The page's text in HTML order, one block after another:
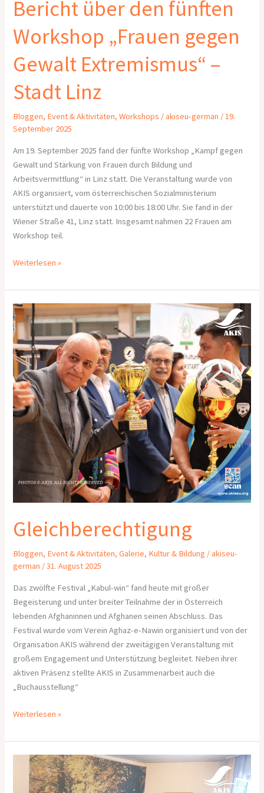
Bericht über den fünften
Workshop „Frauen gegen
Gewalt Extremismus“ –
Stadt Linz
Bloggen, Event & Aktivitäten,Workshops /akiseu-german /19.
September 2025
Am 19. September 2025 fand der fünfte Workshop „Kampf gegen
Gewalt und Stärkung von Frauen durch Bildung und
Arbeitsvermittlung“ in Linz statt. Die Veranstaltung wurde von
AKIS organisiert, vom österreichischen Sozialministerium
unterstützt und dauerte von 10:00 bis 18:00 Uhr. Sie fand in der
Wiener Straße 41, Linz statt. Insgesamt nahmen 22 Frauen am
Workshop teil.
Weiterlesen »
Gleichberechtigung
Bloggen, Event & Aktivitäten,Galerie, Kultur & Bildung /akiseu-
german /31. August 2025
Das zwölfte Festival „Kabul-win“ fand heute mit großer
Begeisterung und unter breiter Teilnahme der in Österreich
lebenden Afghaninnen und Afghanen seinen Abschluss. Das
Festival wurde vom Verein Aghaz-e-Nawin organisiert und von der
Organisation AKIS während der zweitägigen Veranstaltung mit
großem Engagement und Unterstützung begleitet. Neben ihrer
aktiven Präsenz stellte AKIS in Zusammenarbeit auch die
„Buchausstellung“
Gleichberechtigung
Weiterlesen »
Bericht über
dritten Workshop